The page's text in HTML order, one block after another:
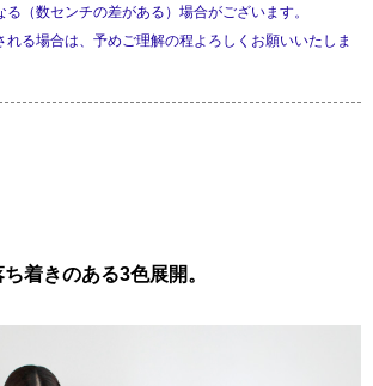
（数センチの差がある）場合がございます。
る場合は、予めご理解の程よろしくお願いいたしま
着きのある3色展開。